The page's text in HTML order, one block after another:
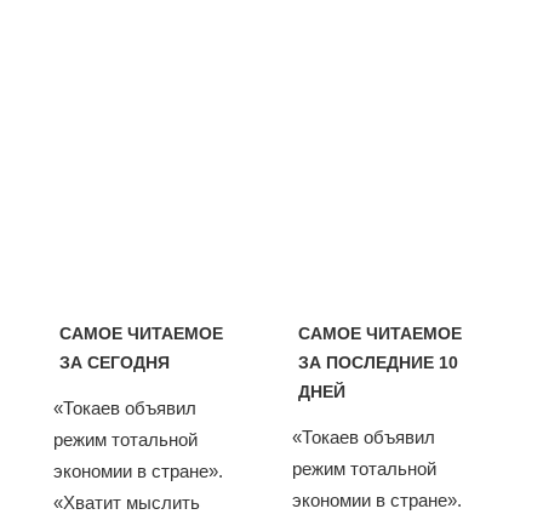
САМОЕ ЧИТАЕМОЕ
ЗА СЕГОДНЯ
«Токаев объявил
режим тотальной
экономии в стране».
«Хватит мыслить
САМОЕ ЧИТАЕМОЕ
ЗА ПОСЛЕДНИЕ 10
ДНЕЙ
«Токаев объявил
режим тотальной
экономии в стране».